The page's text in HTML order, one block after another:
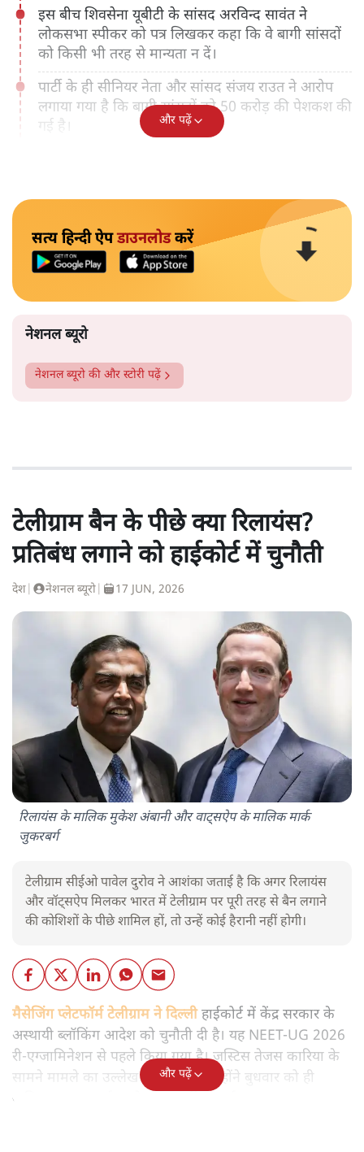
इस बीच शिवसेना यूबीटी के सांसद अरविन्द सावंत ने
लोकसभा स्पीकर को पत्र लिखकर कहा कि वे बागी सांसदों
को किसी भी तरह से मान्यता न दें।
पार्टी के ही सीनियर नेता और सांसद संजय राउत ने आरोप
लगाया गया है कि बागी सांसदों को 50 करोड़ की पेशकश की
गई है।
और पढ़ें
सत्य हिन्दी ऐपडाउनलोडकरें
नेशनल ब्यूरो
नेशनल ब्यूरो की और स्टोरी पढ़ें
टेलीग्राम बैन के पीछे क्या रिलायंस?
प्रतिबंध लगाने को हाईकोर्ट में चुनौती
देश नेशनल ब्यूरो 17 JUN, 2026
रिलायंस के मालिक मुकेश अंबानी और वाट्सऐप के मालिक मार्क
जुकरबर्ग
टेलीग्राम सीईओ पावेल दुरोव ने आशंका जताई है कि अगर रिलायंस
और वॉट्सऐप मिलकर भारत में टेलीग्राम पर पूरी तरह से बैन लगाने
की कोशिशों के पीछे शामिल हों, तो उन्हें कोई हैरानी नहीं होगी।
मैसेजिंग प्लेटफॉर्म टेलीग्राम ने दिल्लीहाईकोर्ट में केंद्र सरकार के
अस्थायी ब्लॉकिंग आदेश को चुनौती दी है। यह NEET-UG 2026
री-एग्जामिनेशन से पहले किया गया है। जस्टिस तेजस कारिया के
सामने मामले का उल्लेख किया गया, जिन्होंने बुधवार को ही
याचिका पर सुनवाई करने पर सहमति जताई।
और पढ़ें